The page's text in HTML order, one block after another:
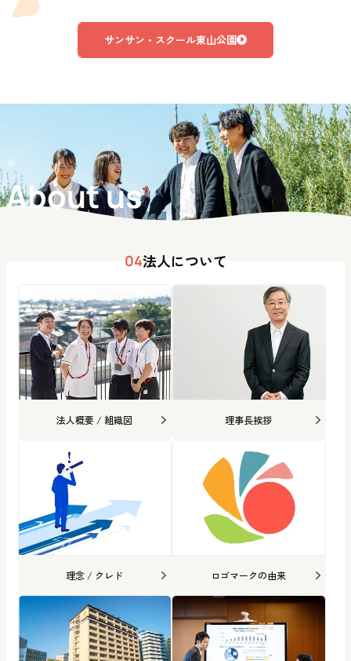
サンサン・スクール東山公園
About us
04法人について
法人概要 / 組織図 理事長挨拶
理念 / クレド ロゴマークの由来